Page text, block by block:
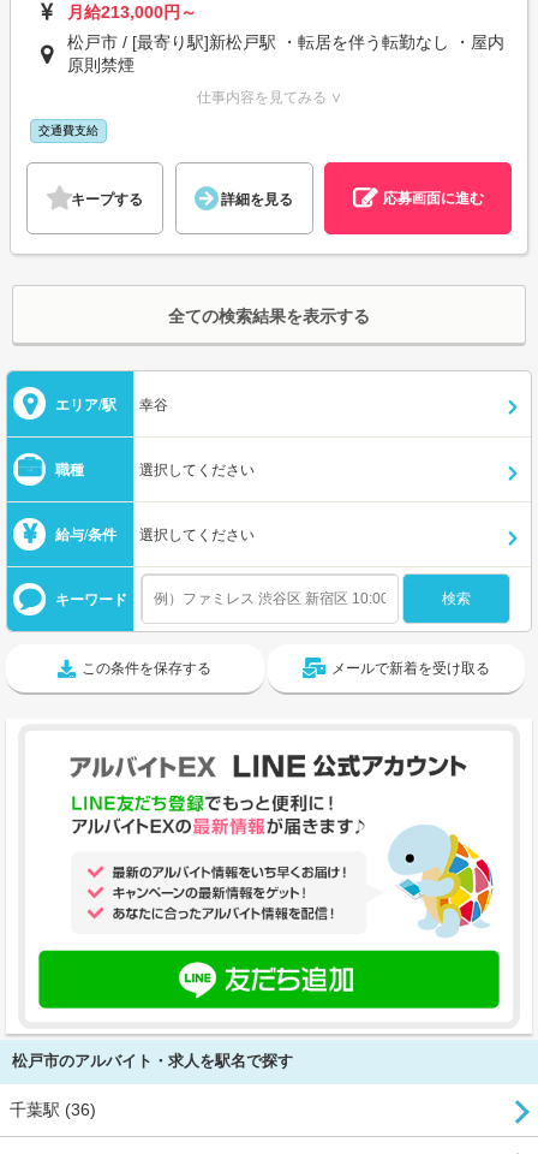
月給213,000円～
松戸市 / [最寄り駅]新松戸駅 ・転居を伴う転勤なし ・屋内
原則禁煙
仕事内容を見てみる ∨
交通費支給
キープする 詳細を見る 応募画面に進む
全ての検索結果を表示する
エリア/駅 幸谷
職種 選択してください
給与/条件 選択してください
キーワード
この条件を保存する メールで新着を受け取る
松戸市のアルバイト・求人を駅名で探す
千葉駅 (36)